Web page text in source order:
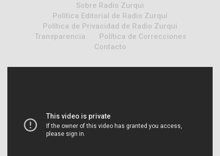
Sobre Radio Zurqui
Política Editorial de Radio Zurquí
Política de Privacidad de Radio Zurqui
Transparencia
Política de Correcciones
Contacto